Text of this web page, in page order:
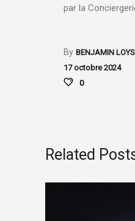
par la
By BENJAMIN
17 octobre 2024
0
Related